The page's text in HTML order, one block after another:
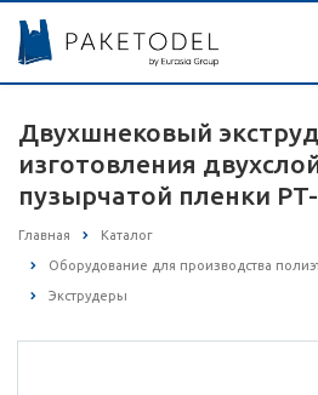
Двухшнековый
изготовления
пузырчатой пленки
Главная Каталог
Оборудование для производства
Экструдеры